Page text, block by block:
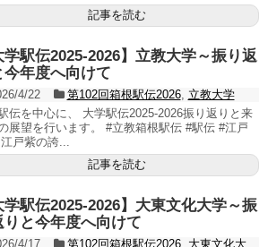
記事を読む
学駅伝2025-2026】立教大学～振り返
今年度へ向けて
4/22 第102回箱根駅伝2026, 立教大学
伝を中心に、 大学駅伝2025-2026振り返りと来
展望を行います。 #立教箱根駅伝 #駅伝 #江戸
戸紫の誇...
記事を読む
学駅伝2025-2026】大東文化大学～振
りと今年度へ向けて
4/17 第102回箱根駅伝2026, 大東文化大